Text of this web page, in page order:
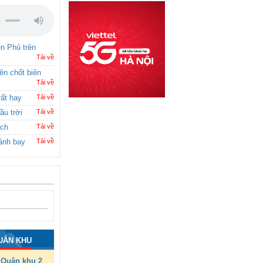
Phủ trên
Tải về
chốt biên
Tải về
hay Tải về
trời Tải về
Tải về
bay Tải về
KHU
Quân khu 2